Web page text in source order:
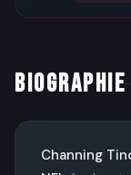
BIOGRAPHIE
Channing